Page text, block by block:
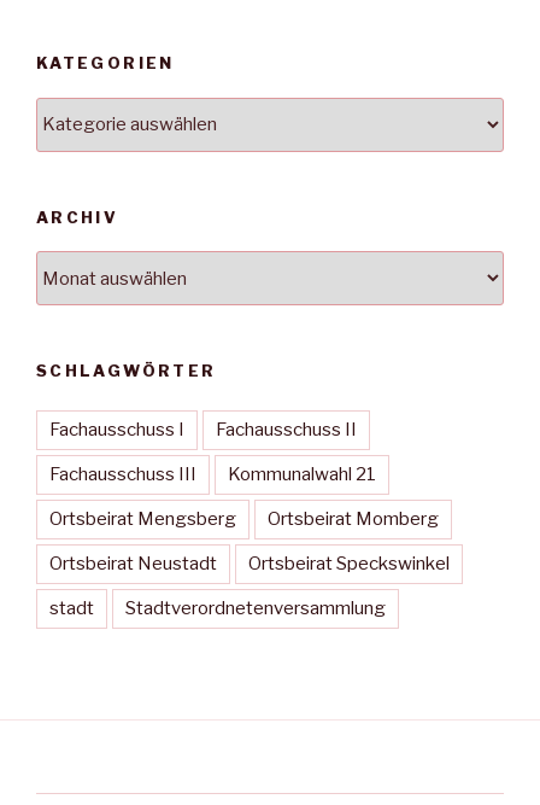
KATEGORIEN
ARCHIV
SCHLAGWÖRTER
Fachausschuss I Fachausschuss II
Fachausschuss III Kommunalwahl 21
Ortsbeirat Mengsberg Ortsbeirat Momberg
Ortsbeirat Neustadt Ortsbeirat Speckswinkel
stadt Stadtverordnetenversammlung